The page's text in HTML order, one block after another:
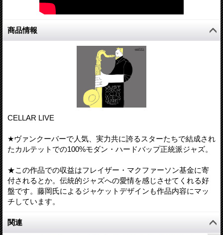
商品情報
CELLAR LIVE
★ヴァンクーバーで人気、実力共に誇るスターたちで結成され
たカルテットでの100%モダン・ハードバップ正統派ジャズ。
★この作品での収益はフレイザー・マクファーソン基金に寄
付されるとか。伝統的ジャズへの愛情を感じさせてくれる好
盤です。藤岡氏によるジャケットデザインも作品内容にマッ
チしています。
関連